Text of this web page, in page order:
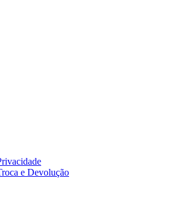
e Devolução